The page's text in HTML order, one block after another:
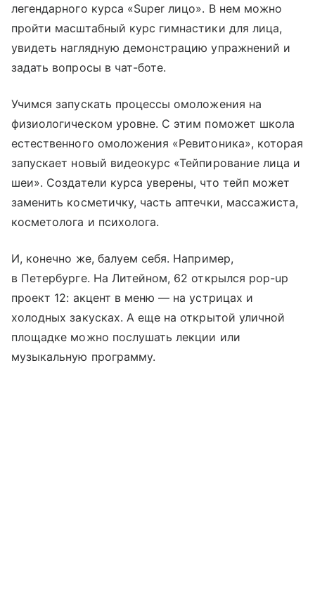
легендарного курса «Super лицо». В нем можно
пройти масштабный курс гимнастики для лица,
увидеть наглядную демонстрацию упражнений и
задать вопросы в чат-боте.
Учимся запускать процессы омоложения на
физиологическом уровне. С этим поможет школа
естественного омоложения «Ревитоника», которая
запускает новый видеокурс «Тейпирование лица и
шеи». Создатели курса уверены, что тейп может
заменить косметичку, часть аптечки, массажиста,
косметолога и психолога.
И, конечно же, балуем себя. Например,
в Петербурге. На Литейном, 62 открылся pop-up
проект 12: акцент в меню — на устрицах и
холодных закусках. А еще на открытой уличной
площадке можно послушать лекции или
музыкальную программу.